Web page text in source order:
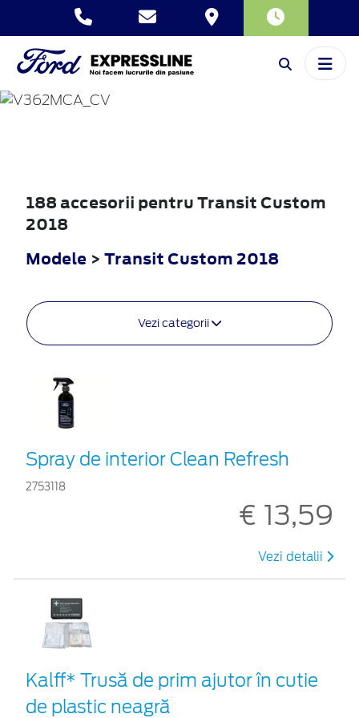
TRANSIT
CUSTOM
188 accesorii pentru Transit Custom
2018
Modele > Transit Custom 2018
Vezi categorii
Spray de interior Clean Refresh
2753118
€ 13,59
Vezi detalii
Kalff* Trusă de prim ajutor în cutie
de plastic neagră